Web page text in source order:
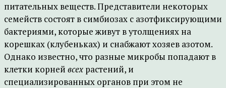
питательных веществ. Представители некоторых
семейств состоят в симбиозах с азотфиксирующими
бактериями, которые живут в утолщениях на
корешках (клубеньках) и снабжают хозяев азотом.
Однако известно, что разные микробы попадают в
клетки корней всех растений, и
специализированных органов при этом не